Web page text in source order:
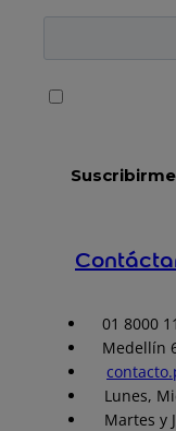
01 8000
Medellín
Lunes,
Martes y